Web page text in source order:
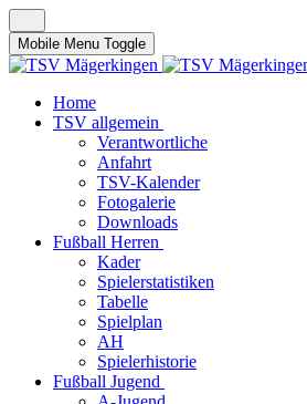
Mobile Menu Toggle
Home
TSV allgemein
Verantwortliche
Anfahrt
TSV-Kalender
Fotogalerie
Downloads
Fußball Herren
Kader
Spielerstatistiken
Tabelle
Spielplan
AH
Spielerhistorie
Fußball Jugend